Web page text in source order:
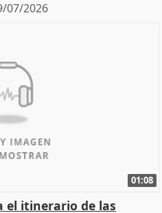
07/2026
01:08
el itinerario de las